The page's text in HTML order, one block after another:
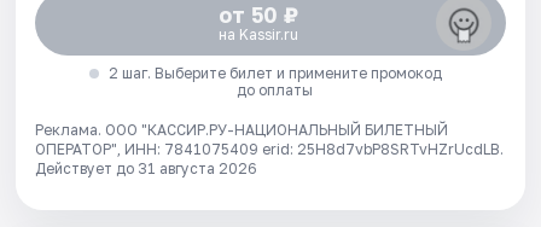
от 50 ₽
на Kassir.ru
2 шаг. Выберите билет и примените промокод
до оплаты
Реклама. ООО "КАССИР.РУ-НАЦИОНАЛЬНЫЙ БИЛЕТНЫЙ
ОПЕРАТОР", ИНН: 7841075409 erid: 25H8d7vbP8SRTvHZrUcdLB.
Действует до 31 августа 2026